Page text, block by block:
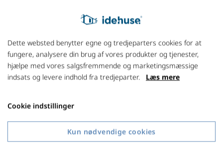
Dette websted benytter egne og tredjeparters cookies for at
fungere, analysere din brug af vores produkter og tjenester,
hjælpe med vores salgsfremmende og marketingsmæssige
indsats og levere indhold fra tredjeparter. Læs mere
Cookie indstillinger
Kun nødvendige cookies